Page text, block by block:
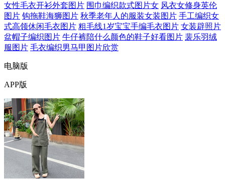
女性毛衣开衫外套图片 围巾编织款式图片女 风衣女修身英伦
图片 钩拖鞋海狮图片 秋季老年人的服装女装图片 手工编织女
式高领休闲毛衣图片 粗毛线1岁宝宝手编毛衣图片 女装辟照片
盆帽子编织图片 牛仔裤陪什么颜色的鞋子好看图片 裴乐羽绒
服图片 毛衣编织男马甲图片欣赏
电脑版
APP版